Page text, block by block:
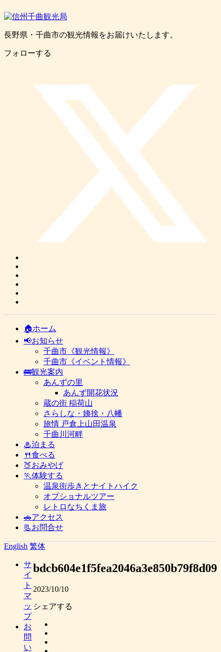
長野県・千曲市の観光情報をお届けいたします。
フォローする
🏠ホーム
📢お知らせ
千曲市《観光情報》
千曲市《イベント情報》
🚌観光案内
あんずの里
あんず開花状況
蔵の街 稲荷山
さらしな・姨捨・八幡
旅情 戸倉上山田温泉
千曲川河畔
♨泊まる
🍴食べる
🍑おみやげ
🏃体験する
温泉街歩きとナイトハイク
オプショナルツアー
レトロなちくま旅
🚗アクセス
📃お問合せ
English 繁体
bdcb604e1f5fea2046a3e850b79f8d09
2023/10/10
シェアする
サ
イ
ト
マ
ッ
プ
お
問
い